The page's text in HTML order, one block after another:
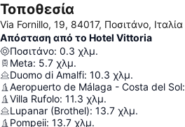
Τοποθεσία
Via Fornillo, 19, 84017, Ποσιτάνο, Ιταλία
Απόσταση από το Hotel Vittoria
Ποσιτάνο: 0.3 χλμ.
Meta: 5.7 χλμ.
Duomo di Amalfi: 10.3 χλμ.
Aeropuerto de Málaga - Costa del Sol:
Villa Rufolo: 11.3 χλμ.
Lupanar (Brothel): 13.7 χλμ.
Pompeii: 13.7 χλμ.